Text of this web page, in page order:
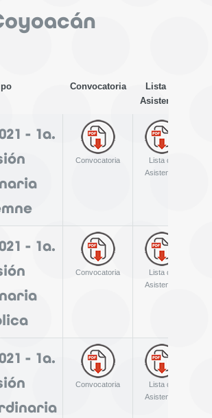
Convocatoria
Lista de
Asistencia
- 1a.
Convocatoria
Lista de
Asistencia
- 1a.
Convocatoria
Lista de
Asistencia
- 1a.
Convocatoria
Lista de
Asistencia